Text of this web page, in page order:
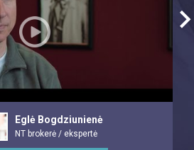
Eglė Bogdziunienė
NT brokerė / ekspertė